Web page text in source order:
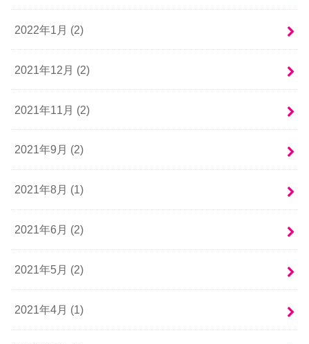
2022年1月 (2)
2021年12月 (2)
2021年11月 (2)
2021年9月 (2)
2021年8月 (1)
2021年6月 (2)
2021年5月 (2)
2021年4月 (1)